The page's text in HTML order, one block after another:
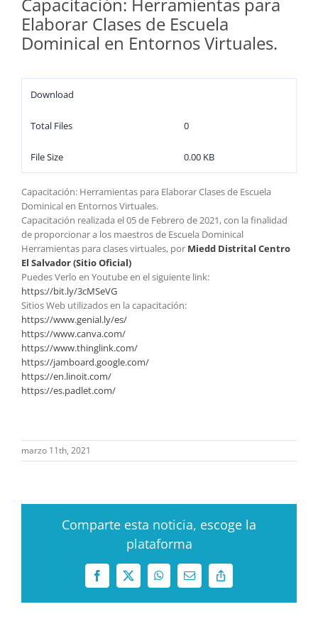
Elaborar Clases de Escuela
Dominical en Entornos Virtuales.
Download
Total Files 0
File Size 0.00 KB
Capacitación: Herramientas para Elaborar Clases de Escuela
Dominical en Entornos Virtuales.
Capacitación realizada el 05 de Febrero de 2021, con la finalidad
de proporcionar a los maestros de Escuela Dominical
Herramientas para clases virtuales, por Miedd Distrital Centro
El Salvador (Sitio Oficial)
Puedes Verlo en Youtube en el siguiente link:
https://bit.ly/3cMSeVG
Sitios Web utilizados en la capacitación:
https://www.genial.ly/es/
https://www.canva.com/
https://www.thinglink.com/
https://jamboard.google.com/
https://en.linoit.com/
https://es.padlet.com/
marzo 11th, 2021
Comparte esta noticia, escoge la
plataforma
Facebook
X WhatsAppCorreo
electrónico
Copy
Link